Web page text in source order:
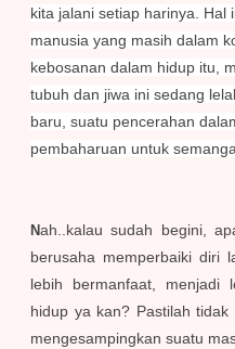
kita jalani setiap harinya. Hal
manusia yang masih dalam
kebosanan dalam hidup itu,
tubuh dan jiwa ini sedang
baru, suatu pencerahan
pembaharuan untuk
Nah..kalau sudah begini,
berusaha memperbaiki diri
lebih bermanfaat, menjadi
hidup ya kan? Pastilah
mengesampingkan suatu